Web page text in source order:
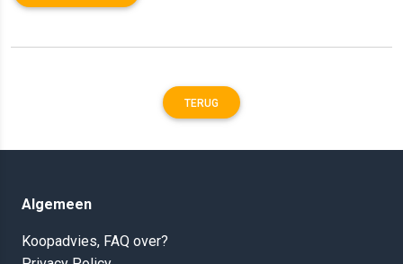
TERUG
Algemeen
Koopadvies, FAQ over?